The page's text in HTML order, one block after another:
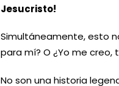
Jesucristo!
Simultáneamente, esto
para mí? O ¿Yo me
No son una historia